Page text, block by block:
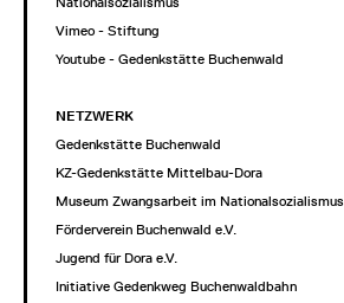
Vimeo - Stiftung
Youtube - Gedenkstätte Buchenwald
NETZWERK
Gedenkstätte Buchenwald
KZ-Gedenkstätte Mittelbau-Dora
Museum Zwangsarbeit im Nationalsozialismus
Förderverein Buchenwald e.V.
Jugend für Dora e.V.
Initiative Gedenkweg Buchenwaldbahn